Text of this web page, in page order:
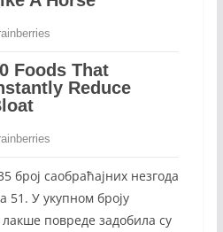
саобраћајних незгода
51. У укупном броју
повреде задобила су